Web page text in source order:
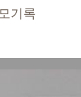
기록